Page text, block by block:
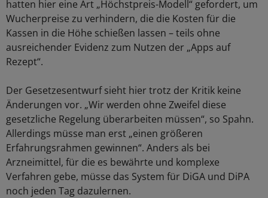
hatten hier eine Art „Höchstpreis-Modell“ gefordert, um
Wucherpreise zu verhindern, die die Kosten für die
Kassen in die Höhe schießen lassen – teils ohne
ausreichender Evidenz zum Nutzen der „Apps auf
Rezept“.
Der Gesetzesentwurf sieht hier trotz der Kritik keine
Änderungen vor. „Wir werden ohne Zweifel diese
gesetzliche Regelung überarbeiten müssen“, so Spahn.
Allerdings müsse man erst „einen größeren
Erfahrungsrahmen gewinnen“. Anders als bei
Arzneimittel, für die es bewährte und komplexe
Verfahren gebe, müsse das System für DiGA und DiPA
noch jeden Tag dazulernen.